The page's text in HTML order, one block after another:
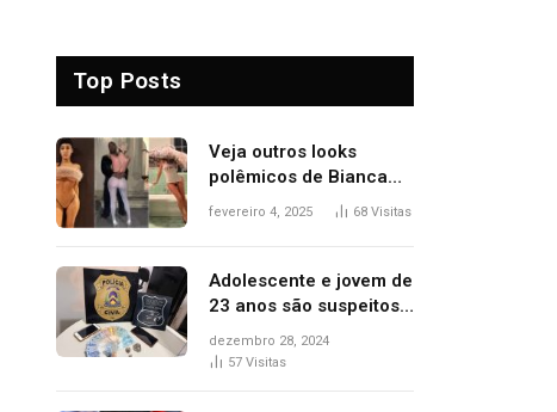
Top Posts
Veja outros looks
polêmicos de Bianca
Censori, esposa de
Grammy 2025
fevereiro 4, 2025 68 Visitas
Adolescente e jovem de
23 anos são suspeitos
de vender drogas
próximo de delegacia e
dezembro 28, 2024
57 Visitas